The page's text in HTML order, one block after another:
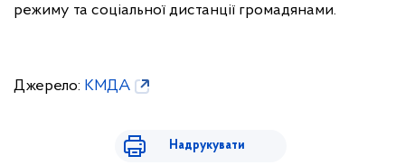
режиму та соціальної дистанції громадянами.
Джерело: КМДА
Надрукувати